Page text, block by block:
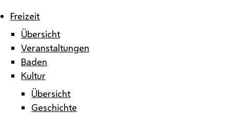
Freizeit
Übersicht
Veranstaltungen
Baden
Kultur
Übersicht
Geschichte